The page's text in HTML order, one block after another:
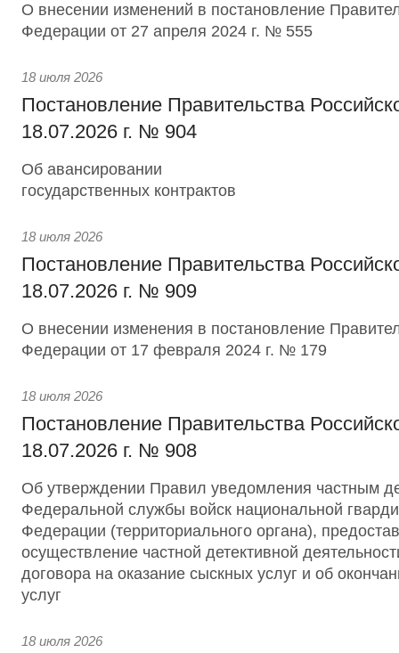
О внесении изменений в постановление
Федерации от 27 апреля 2024 г. № 555
18 июля 2026
Постановление Правительства
18.07.2026 г. № 904
Об авансировании
государственных контрактов
18 июля 2026
Постановление Правительства
18.07.2026 г. № 909
О внесении изменения в постановление
Федерации от 17 февраля 2024 г. № 179
18 июля 2026
Постановление Правительства
18.07.2026 г. № 908
Об утверждении Правил уведомления частным
Федеральной службы войск национальной
Федерации (территориального органа),
осуществление частной детективной
договора на оказание сыскных услуг и об
услуг
18 июля 2026